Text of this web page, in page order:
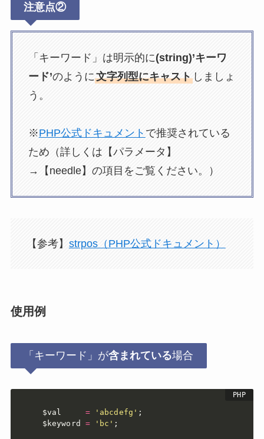
注意点②
「キーワード」は明示的に(string)’キーワ
ード’のように文字列型にキャストしましょ
う。
※PHP公式ドキュメント で推奨されている
ため（詳しくは【パラメータ】
→【needle】の項目をご覧ください。）
【参考】 strpos（PHP公式ドキュメント）
使用例
「キーワード」が含まれている場合
$val = 'abcdefg' ;
$keyword
= 'bc' ;